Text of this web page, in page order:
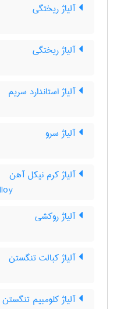
آلیاژ ریختگی
آلیاژ ریختگی
آلیاژ استاندارد سریم
آلیاژ سرو
آلیاژ کرم نیکل آهن
آلیاژ روکشی
آلیاژ کبالت تنگستن
آلیاژ کلومبیم تنگستن